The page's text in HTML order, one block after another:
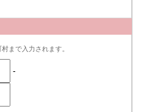
まで入力されます。
-